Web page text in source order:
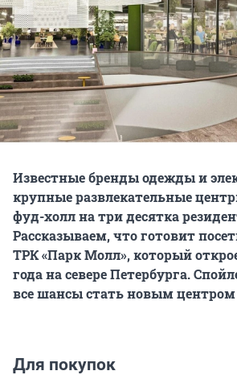
Известные бренды одежды и
крупные развлекательные
фуд-холл на три десятка
Рассказываем, что готовит
ТРК «Парк Молл», который
года на севере Петербурга.
все шансы стать новым
Для покупок